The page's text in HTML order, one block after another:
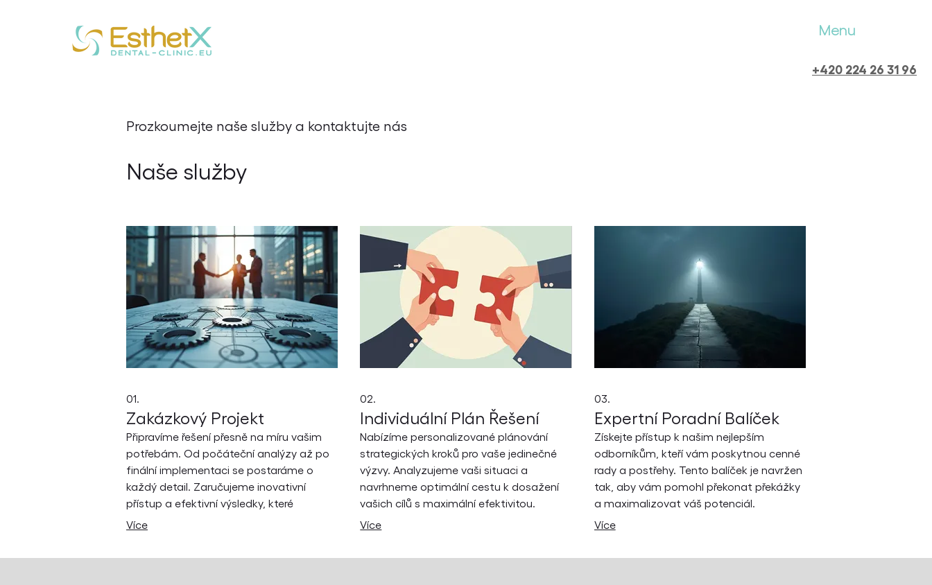
Menu
+420 224 26 31 96
Prozkoumejte naše služby a kontaktujte nás
Naše služby
01.
Zakázkový Projekt
Připravíme řešení přesně na míru vašim
potřebám. Od počáteční analýzy až po
finální implementaci se postaráme o
každý detail. Zaručujeme inovativní
přístup a efektivní výsledky, které
posunou vaše podnikání vpřed.
Více
02.
Individuální Plán Řešení
Nabízíme personalizované plánování
strategických kroků pro vaše jedinečné
výzvy. Analyzujeme vaši situaci a
navrhneme optimální cestu k dosažení
vašich cílů s maximální efektivitou.
Více
03.
Expertní Poradní Balíček
Získejte přístup k našim nejlepším
odborníkům, kteří vám poskytnou cenné
rady a postřehy. Tento balíček je navržen
tak, aby vám pomohl překonat překážky
a maximalizovat váš potenciál.
Více